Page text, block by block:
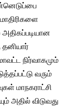
தனியார்
நிர்வாகமும்
வரும்
மாநகராட்சி
அதில் விடுவது